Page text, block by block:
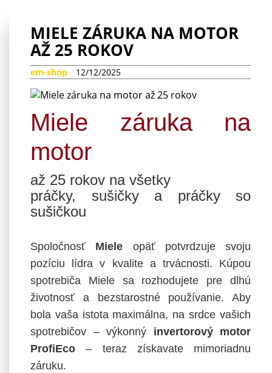
MIELE ZÁRUKA NA MOTOR
AŽ 25 ROKOV
em-shop 12/12/2025
Miele záruka na
motor
až 25 rokov na všetky
práčky, sušičky a práčky so
sušičkou
Spoločnosť Miele opäť potvrdzuje svoju
pozíciu lídra v kvalite a trvácnosti. Kúpou
spotrebiča Miele sa rozhodujete pre dlhú
životnosť a bezstarostné používanie. Aby
bola vaša istota maximálna, na srdce vašich
spotrebičov – výkonný invertorový motor
ProfiEco – teraz získavate mimoriadnu
záruku.